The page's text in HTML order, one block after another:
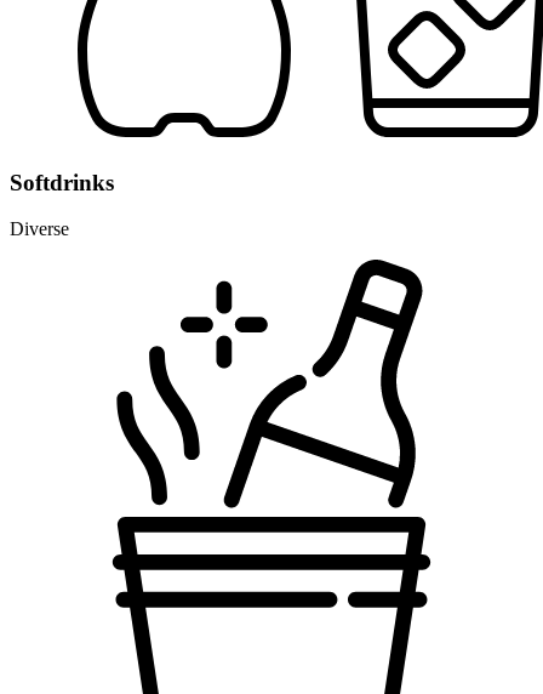
Softdrinks
Diverse